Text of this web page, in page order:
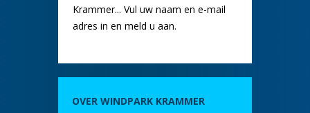
Krammer... Vul uw naam en e-mail
adres in en meld u aan.
OVER WINDPARK KRAMMER